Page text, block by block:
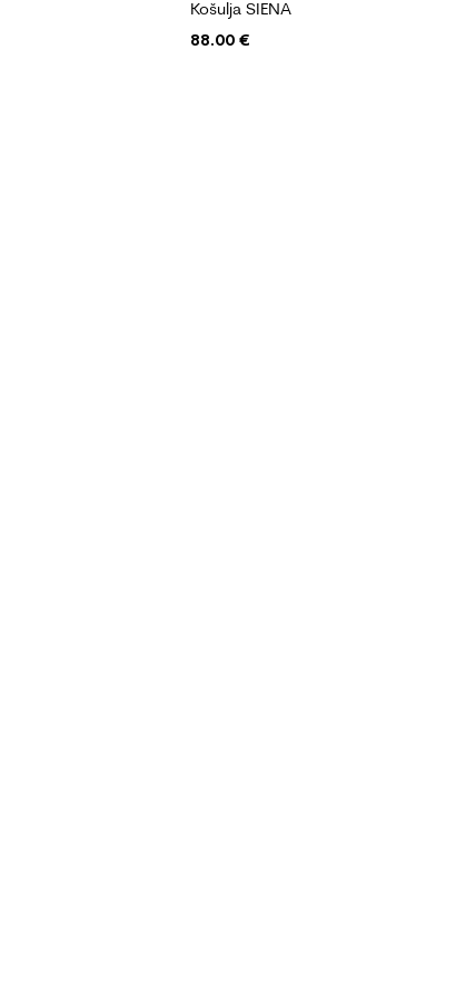
Košulja SIENA
88.00€